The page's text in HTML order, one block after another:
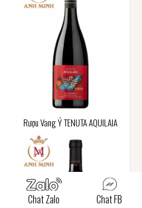
Rượu Vang Ý TENUTA AQUILAIA
Chat Zalo Chat FB